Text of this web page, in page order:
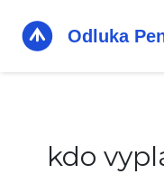
kdo